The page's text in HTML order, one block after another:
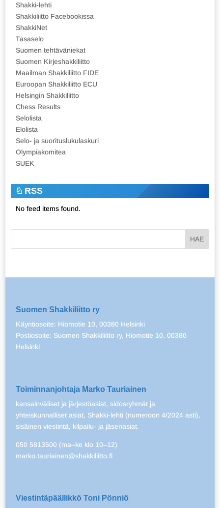
Shakki-lehti
Shakkiliitto Facebookissa
ShakkiNet
Tasaselo
Suomen tehtäväniekat
Suomen Kirjeshakkiliitto
Maailman Shakkiliitto FIDE
Euroopan Shakkiliitto ECU
Helsingin Shakkiliitto
Chess Results
Selolista
Elolista
Selo- ja suorituslukulaskuri
Olympiakomitea
SUEK
RSS
No feed items found.
Suomen Shakkiliitto ry
Käyntiosoite: Hiomotie 10, 00380 Helsinki
Postiosoite: Suomen Shakkiliitto ry, Hiomotie 10, 00380
Helsinki
Toiminnanjohtaja Marko Tauriainen
kansainväliset ja järjestöasiat, sidosryhmät ja
yhteiskunnalliset asiat, Shakki-lehti (numeroon 4/2024 asti),
sisäinen viestintä, kilpailu- ja jäsenasiat.
050 5813500 (ma–ke klo 10–12)
marko.tauriainen@shakkiliitto.fi
Viestintäpäällikkö Toni Pönniö